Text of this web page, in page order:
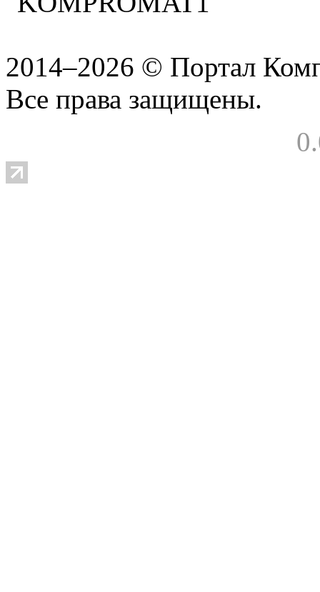
2014–2026 © Портал
Все права защищены.